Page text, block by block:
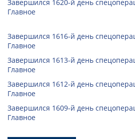
Завершился 1620-й день
Главное
Завершился 1616-й день
Главное
Завершился 1613-й день
Главное
Завершился 1612-й день
Главное
Завершился 1609-й день
Главное